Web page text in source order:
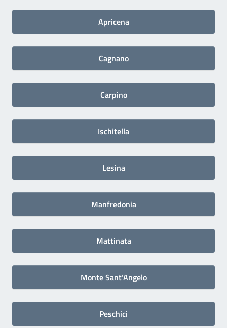
Apricena
Cagnano
Carpino
Ischitella
Lesina
Manfredonia
Mattinata
Monte Sant’Angelo
Peschici